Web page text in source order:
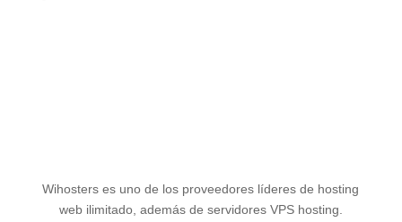
Wihosters es uno de los proveedores líderes de hosting
web ilimitado, además de servidores VPS hosting.